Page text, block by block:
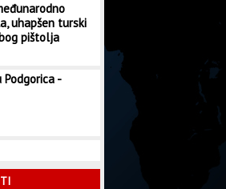
uhapšen turski
pištolja
-